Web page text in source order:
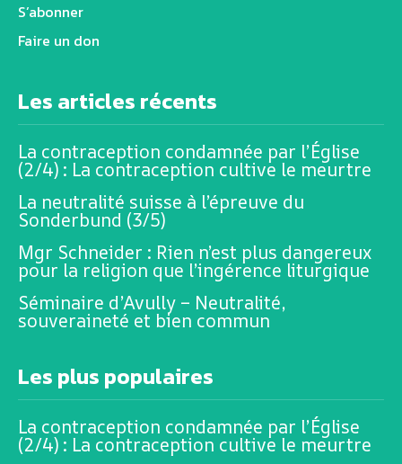
S’abonner
Faire un don
Les articles récents
La contraception condamnée par l’Église
(2/4) : La contraception cultive le meurtre
La neutralité suisse à l’épreuve du
Sonderbund (3/5)
Mgr Schneider : Rien n’est plus dangereux
pour la religion que l’ingérence liturgique
Séminaire d’Avully – Neutralité,
souveraineté et bien commun
Les plus populaires
La contraception condamnée par l’Église
(2/4) : La contraception cultive le meurtre